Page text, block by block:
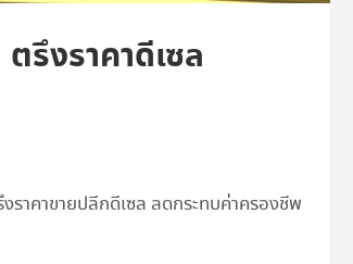
รึงราคาดีเซล
าคาขายปลีกดีเซล ลดกระทบค่าครองชีพ